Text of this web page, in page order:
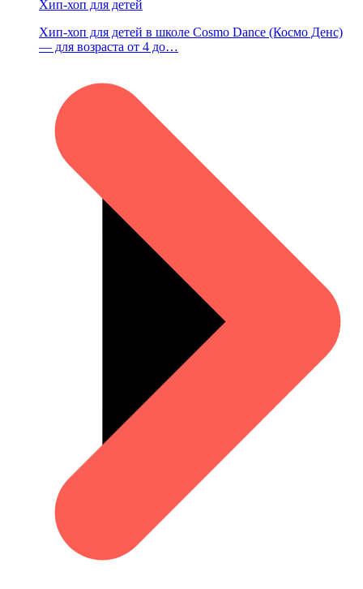
Хип-хоп для детей
Хип-хоп для детей в школе Cosmo Dance (Космо Денс)
— для возраста от 4 до…